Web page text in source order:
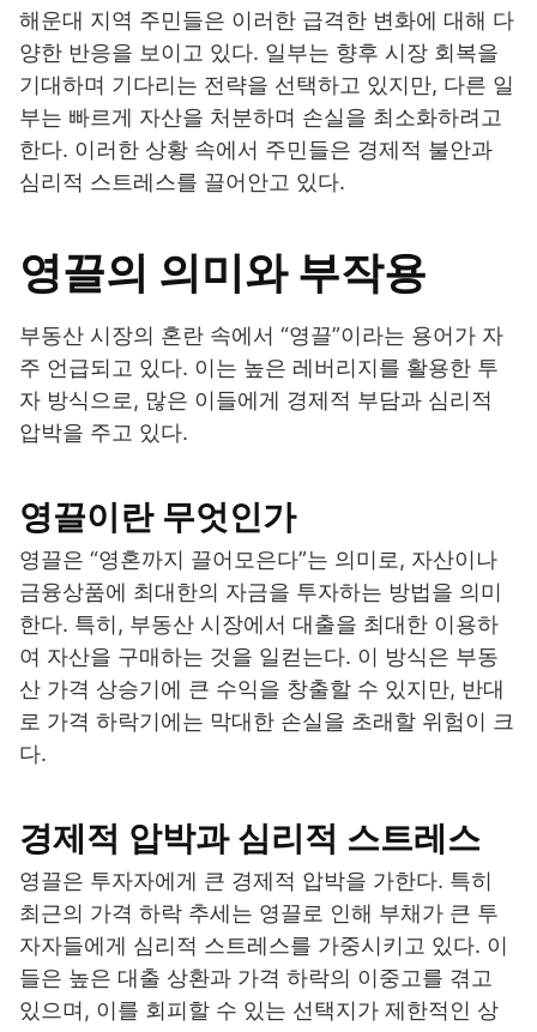
해운대 지역 주민들은 이러한 급격한 변화에 대해 다
양한 반응을 보이고 있다. 일부는 향후 시장 회복을
기대하며 기다리는 전략을 선택하고 있지만, 다른 일
부는 빠르게 자산을 처분하며 손실을 최소화하려고
한다. 이러한 상황 속에서 주민들은 경제적 불안과
심리적 스트레스를 끌어안고 있다.
영끌의 의미와 부작용
부동산 시장의 혼란 속에서 “영끌”이라는 용어가 자
주 언급되고 있다. 이는 높은 레버리지를 활용한 투
자 방식으로, 많은 이들에게 경제적 부담과 심리적
압박을 주고 있다.
영끌이란 무엇인가
영끌은 “영혼까지 끌어모은다”는 의미로, 자산이나
금융상품에 최대한의 자금을 투자하는 방법을 의미
한다. 특히, 부동산 시장에서 대출을 최대한 이용하
여 자산을 구매하는 것을 일컫는다. 이 방식은 부동
산 가격 상승기에 큰 수익을 창출할 수 있지만, 반대
로 가격 하락기에는 막대한 손실을 초래할 위험이 크
다.
경제적 압박과 심리적 스트레스
영끌은 투자자에게 큰 경제적 압박을 가한다. 특히
최근의 가격 하락 추세는 영끌로 인해 부채가 큰 투
자자들에게 심리적 스트레스를 가중시키고 있다. 이
들은 높은 대출 상환과 가격 하락의 이중고를 겪고
있으며, 이를 회피할 수 있는 선택지가 제한적인 상